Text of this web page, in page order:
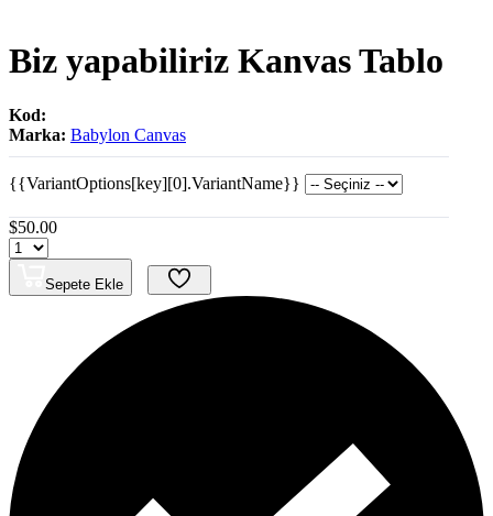
Biz yapabiliriz Kanvas Tablo
Kod:
Marka: Babylon Canvas
{{VariantOptions[key][0].VariantName}}
$50.00
Sepete Ekle